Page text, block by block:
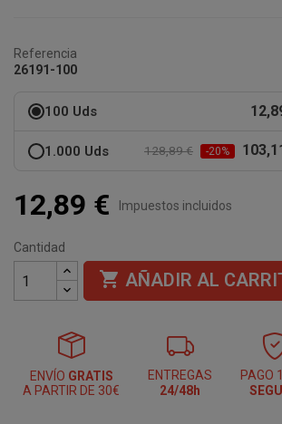
Referencia
26191-100
100 Uds
1.000 Uds 128,89 € -20%
12,89 € Impuestos incluidos
Cantidad
 AÑADIR AL
ENVÍO GRATIS
A PARTIR DE 30€
ENTREGAS
24/48h
PAGO